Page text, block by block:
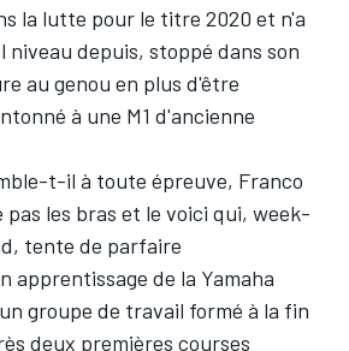
la lutte pour le titre 2020 et n'a
depuis, stoppé dans son
au genou en plus d'être
à une M1 d'ancienne
t-il à toute épreuve, Franco
pas les bras et le voici qui, week-
tente de parfaire
apprentissage de la Yamaha
groupe de travail formé à la fin
deux premières courses